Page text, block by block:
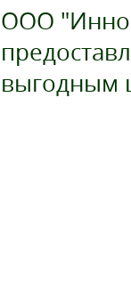
ООО
выгодным